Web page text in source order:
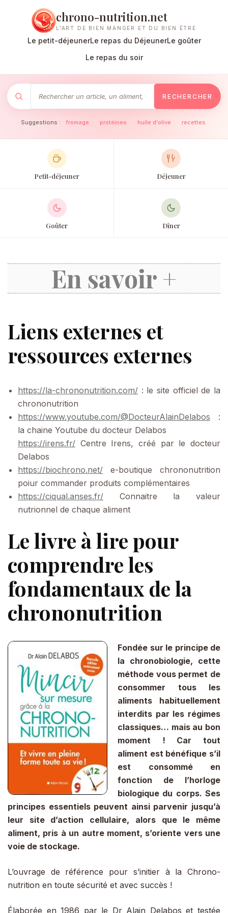
chrono-nutrition.net
L'ART DE BIEN MANGER ET DU BIEN ÊTRE
Le petit-déjeunerLe repas du DéjeunerLe goûter
Le repas du soir
RECHERCHER
Suggestions : fromage protéines huile d'olive recettes
Petit-déjeuner Déjeuner
Goûter Dîner
En savoir +
Liens externes et
ressources externes
https://la-chrononutrition.com/ : le site officiel de la
chrononutrition
https://www.youtube.com/@DocteurAlainDelabos :
la chaine Youtube du docteur Delabos
https://irens.fr/ Centre Irens, créé par le docteur
Delabos
https://biochrono.net/ e-boutique chrononutrition
poiur commander produits complémentaires
https://ciqual.anses.fr/ Connaitre la valeur
nutrionnel de chaque aliment
Le livre à lire pour
comprendre les
fondamentaux de la
chrononutrition
Fondée sur le principe de
la chronobiologie, cette
méthode vous permet de
consommer tous les
aliments habituellement
interdits par les régimes
classiques… mais au bon
moment ! Car tout
aliment est bénéfique s’il
est consommé en
fonction de l’horloge
biologique du corps. Ses
principes essentiels peuvent ainsi parvenir jusqu’à
leur site d’action cellulaire, alors que le même
aliment, pris à un autre moment, s’oriente vers une
voie de stockage.
L’ouvrage de référence pour s’initier à la Chrono-
nutrition en toute sécurité et avec succès !
Élaborée en 1986 par le Dr Alain Delabos et testée